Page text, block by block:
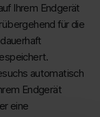
Ihrem Endgerät
für die
automatisch
Endgerät
eine